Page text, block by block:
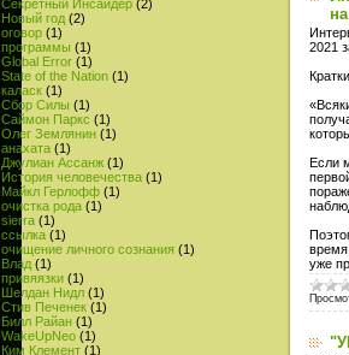
Секретный Инсайдер (2)
Новый год (2)
оговор (1)
программы (1)
Global Error (1)
State of the Nation (1)
каласк (1)
Сбор Силы (1)
Саймон Паркс (1)
Олег Землянин (1)
анахата (1)
Джулиан Ассанж (1)
История человечества (1)
Майкл Герлофф (1)
очистка рода (1)
sierra (1)
ссылка (1)
очищение личного сознания (1)
Влад (1)
привяязки (1)
Шелдан Нидл (1)
Стив Печенек (1)
Билл Райан (1)
WakeUpNeo (1)
Ким Клемент (1)
2021
Если
уже